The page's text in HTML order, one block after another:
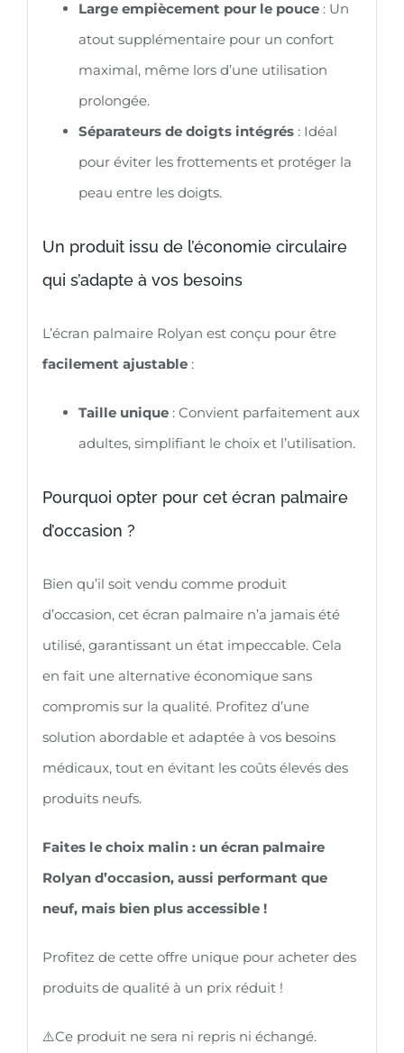
Large empiècement pour le pouce: Un
atout supplémentaire pour un confort
maximal, même lors d’une utilisation
prolongée.
Séparateurs de doigts intégrés: Idéal
pour éviter les frottements et protéger la
peau entre les doigts.
Un produit issu de l’économie circulaire
qui s’adapte à vos besoins
L’écran palmaire Rolyan est conçu pour être
facilement ajustable:
Taille unique: Convient parfaitement aux
adultes, simplifiant le choix et l’utilisation.
Pourquoi opter pour cet écran palmaire
d’occasion ?
Bien qu’il soit vendu comme produit
d’occasion, cet écran palmaire n’a jamais été
utilisé, garantissant un état impeccable. Cela
en fait une alternative économique sans
compromis sur la qualité. Profitez d’une
solution abordable et adaptée à vos besoins
médicaux, tout en évitant les coûts élevés des
produits neufs.
Faites le choix malin : un écran palmaire
Rolyan d’occasion, aussi performant que
neuf, mais bien plus accessible !
Profitez de cette offre unique pour acheter des
produits de qualité à un prix réduit !
⚠️Ce produit ne sera ni repris ni échangé.